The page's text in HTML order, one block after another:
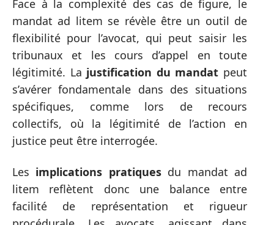
Face à la complexité des cas de figure, le
mandat ad litem se révèle être un outil de
flexibilité pour l’avocat, qui peut saisir les
tribunaux et les cours d’appel en toute
légitimité. La justification du mandat peut
s’avérer fondamentale dans des situations
spécifiques, comme lors de recours
collectifs, où la légitimité de l’action en
justice peut être interrogée.
Les implications pratiquesdu mandat ad
litem reflètent donc une balance entre
facilité de représentation et rigueur